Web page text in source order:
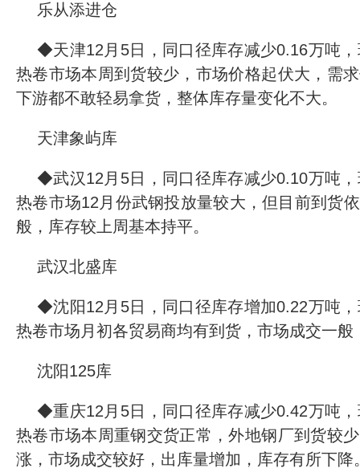
乐从添进仓
◆天津12月5日，同口径库存减少0.16万吨
热卷市场本周到货较少，市场价格起伏大，需
下游都不敢轻易拿货，整体库存量变化不大。
天津象屿库
◆武汉12月5日，同口径库存减少0.10万吨
热卷市场12月份武钢投放量较大，但目前到货
般，库存较上周基本持平。
武汉北盛库
◆沈阳12月5日，同口径库存增加0.22万吨
热卷市场月初各贸易商均有到货，市场成交一般
沈阳125库
◆重庆12月5日，同口径库存减少0.42万吨
热卷市场本周重钢交货正常，外地钢厂到货较
涨，市场成交较好，出库量增加，库存有所下降